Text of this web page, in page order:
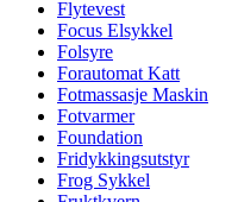
Flytevest
Focus Elsykkel
Folsyre
Forautomat Katt
Fotmassasje Maskin
Fotvarmer
Foundation
Fridykkingsutstyr
Frog Sykkel